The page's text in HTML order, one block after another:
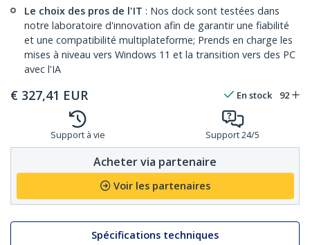
Le choix des pros de l'IT : Nos dock sont testées dans
notre laboratoire d'innovation afin de garantir une fiabilité
et une compatibilité multiplateforme; Prends en charge les
mises à niveau vers Windows 11 et la transition vers des PC
avec l'IA
€ 327,41 EUR En stock 92
Support à vie Support 24/5
Acheter via partenaire
Voir les partenaires
Spécifications techniques